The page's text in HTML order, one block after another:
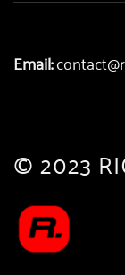
Email:
© 2023